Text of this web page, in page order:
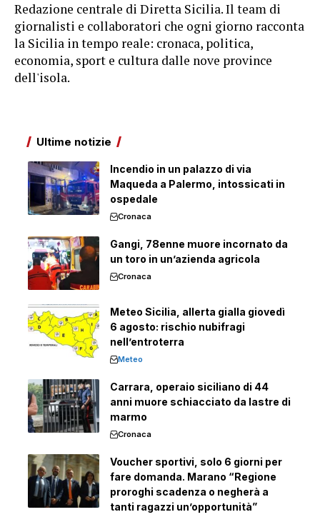
Redazione centrale di Diretta Sicilia. Il team di
giornalisti e collaboratori che ogni giorno racconta
la Sicilia in tempo reale: cronaca, politica,
economia, sport e cultura dalle nove province
dell'isola.
Ultime notizie
Incendio in un palazzo di via
Maqueda a Palermo, intossicati in
ospedale
Cronaca
Gangi, 78enne muore incornato da
un toro in un’azienda agricola
Cronaca
Meteo Sicilia, allerta gialla giovedì
6 agosto: rischio nubifragi
nell’entroterra
Meteo
Carrara, operaio siciliano di 44
anni muore schiacciato da lastre di
marmo
Cronaca
Voucher sportivi, solo 6 giorni per
fare domanda. Marano “Regione
proroghi scadenza o negherà a
tanti ragazzi un’opportunità”